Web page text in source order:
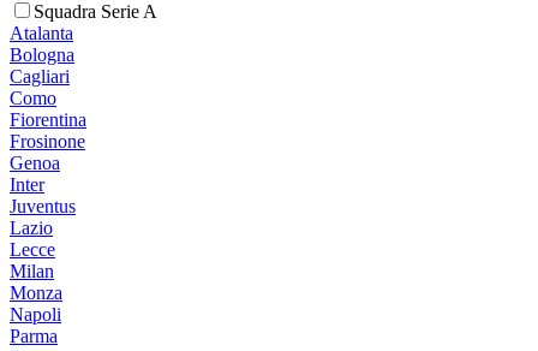
Squadra Serie A
Atalanta
Bologna
Cagliari
Como
Fiorentina
Frosinone
Genoa
Inter
Juventus
Lazio
Lecce
Milan
Monza
Napoli
Parma